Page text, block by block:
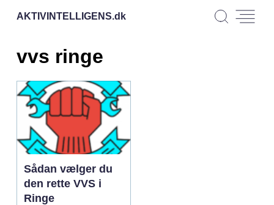
AKTIVINTELLIGENS.dk
vvs ringe
Sådan vælger du
den rette VVS i
Ringe